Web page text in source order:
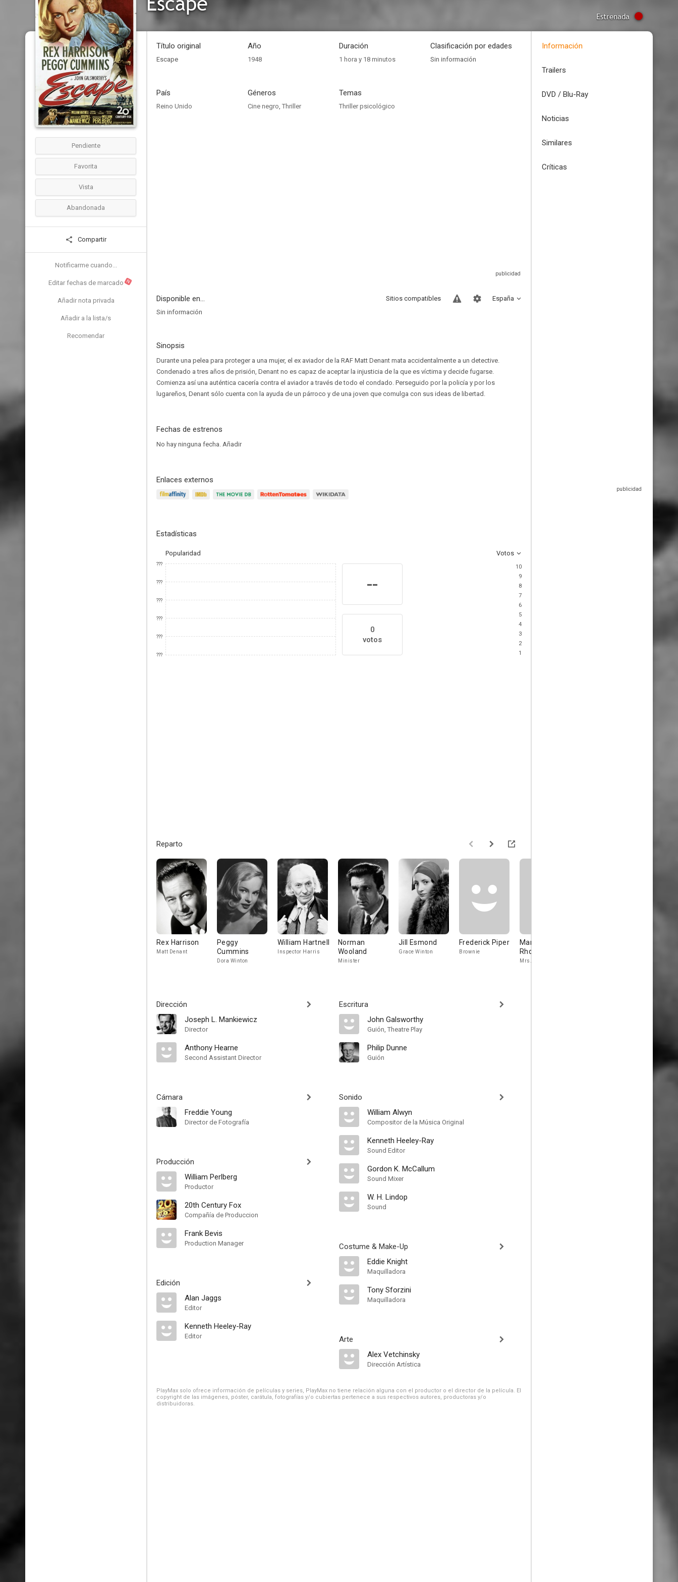
Estrenada
Pendiente
Favorita
Vista
Abandonada
Compartir
Notificarme cuando...
Editar fechas de marcado N
Añadir nota privada
Añadir a la lista/s
Recomendar
Título original
Escape
Año
1948
Duración
1 hora y 18 minutos
Clasificación por edades
Sin información
País
Reino Unido
Géneros
Cine negro, Thriller
Temas
Thriller psicológico
Disponible en... España
Sitios compatibles
Sin información
Sinopsis
Durante una pelea para proteger a una mujer, el ex aviador de la RAF Matt Denant mata accidentalmente a un detective.
Condenado a tres años de prisión, Denant no es capaz de aceptar la injusticia de la que es víctima y decide fugarse.
Comienza así una auténtica cacería contra el aviador a través de todo el condado. Perseguido por la policía y por los
lugareños, Denant sólo cuenta con la ayuda de un párroco y de una joven que comulga con sus ideas de libertad.
Fechas de estrenos
No hay ninguna fecha. Añadir
Enlaces externos
Estadísticas
Popularidad Votos
???
???
???
???
???
???
--
0
votos
10
9
8
7
6
5
4
3
2
1
Reparto
Rex Harrison
Matt Denant
Peggy
Cummins
Dora Winton
William Hartnell
Inspector Harris
Norman
Wooland
Minister
Jill Esmond
Grace Winton
Frederick Piper
Brownie
Marjorie
Rhodes
Mrs. Pinkem
Dirección
Joseph L. Mankiewicz
Director
Anthony Hearne
Second Assistant Director
Cámara
Freddie Young
Director de Fotografía
Producción
William Perlberg
Productor
20th Century Fox
Compañía de Produccion
Frank Bevis
Production Manager
Edición
Alan Jaggs
Editor
Kenneth Heeley-Ray
Editor
Escritura
John Galsworthy
Guión, Theatre Play
Philip Dunne
Guión
Sonido
William Alwyn
Compositor de la Música Original
Kenneth Heeley-Ray
Sound Editor
Gordon K. McCallum
Sound Mixer
W. H. Lindop
Sound
Costume & Make-Up
Eddie Knight
Maquilladora
Tony Sforzini
Maquilladora
Arte
Alex Vetchinsky
Dirección Artística
PlayMax solo ofrece información de películas y series, PlayMax no tiene relación alguna con el productor o el director de la película. El
copyright de las imágenes, póster, carátula, fotografías y/o cubiertas pertenece a sus respectivos autores, productoras y/o
distribuidoras.
Información
Trailers
DVD / Blu-Ray
Noticias
Similares
Críticas